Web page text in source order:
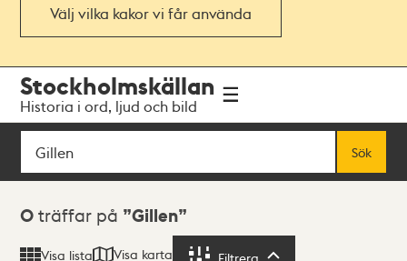
Välj vilka kakor vi får använda
navigationen
huvudinnehållet
Stockholmskällan
Historia i ord, ljud och bild
Sök
Sök
Sökresultat
0 träffar på Gillen
Visa lista Visa karta Filtrera